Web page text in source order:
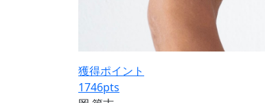
獲得ポイント
1746pts